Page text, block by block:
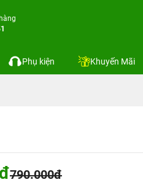
Phụ kiện Khuyến Mãi
790.000đ